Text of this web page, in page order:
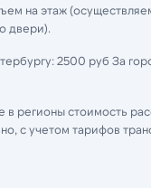
на этаж
двери).
2500 руб За
в регионы стоимость
с учетом тарифов